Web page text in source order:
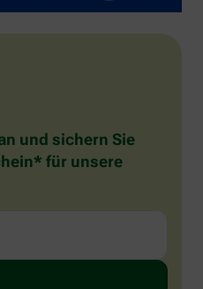
und sichern Sie
für unsere